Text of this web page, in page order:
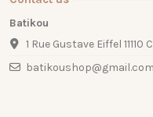
Batikou
1 Rue Gustave Eiffel 11110
batikoushop@gmail.com